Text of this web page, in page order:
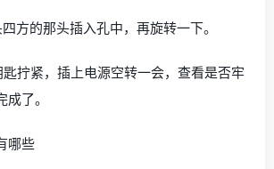
方的那头插入孔中，再旋转一下。
拧紧，插上电源空转一会，查看是否牢
了。
哪些